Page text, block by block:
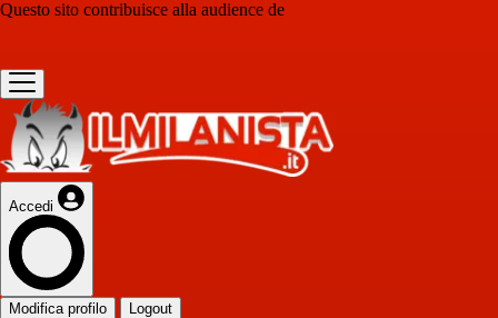
Questo sito contribuisce alla audience de
Accedi
Modifica profilo Logout